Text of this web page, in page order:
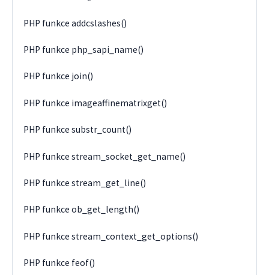
PHP funkce addcslashes()
PHP funkce php_sapi_name()
PHP funkce join()
PHP funkce imageaffinematrixget()
PHP funkce substr_count()
PHP funkce stream_socket_get_name()
PHP funkce stream_get_line()
PHP funkce ob_get_length()
PHP funkce stream_context_get_options()
PHP funkce feof()